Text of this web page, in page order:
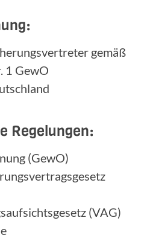
gemäß
1 GewO
Regelungen:
(GewO)
(VAG)